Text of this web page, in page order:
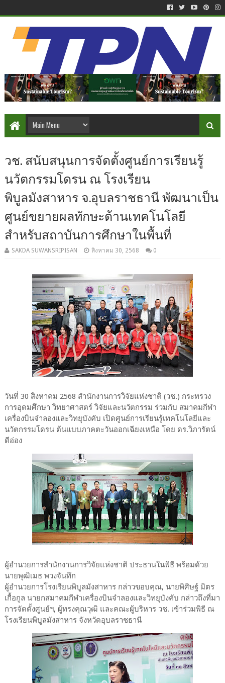
วช. สนับสนุนการจัดตั้งศูนย์การเรียนรู้
นวัตกรรมโดรน ณ โรงเรียน
พิบูลมังสาหาร จ.อุบลราชธานี พัฒนาเป็น
ศูนย์ขยายผลทักษะด้านเทคโนโลยี
สำหรับสถาบันการศึกษาในพื้นที่
SAKDA SUWANSRIPISAN สิงหาคม 30, 2568 0
วันที่ 30 สิงหาคม 2568 สำนักงานการวิจัยแห่งชาติ (วช.) กระทรวง
การอุดมศึกษา วิทยาศาสตร์ วิจัยและนวัตกรรม ร่วมกับ สมาคมกีฬา
เครื่องบินจำลองและวิทยุบังคับ เปิดศูนย์การเรียนรู้เทคโนโลยีและ
นวัตกรรมโดรน ต้นแบบภาคตะวันออกเฉียงเหนือ โดย ดร.วิภารัตน์
ดีอ่อง
ผู้อำนวยการสำนักงานการวิจัยแห่งชาติ ประธานในพิธี พร้อมด้วย
นายพุฒิเมธ พวงจันทึก
ผู้อำนวยการโรงเรียนพิบูลมังสาหาร กล่าวขอบคุณ, นายพิศิษฐ์ มิตร
เกื้อกูล นายกสมาคมกีฬาเครื่องบินจำลองและวิทยุบังคับ กล่าวถึงที่มา
การจัดตั้งศูนย์ฯ, ผู้ทรงคุณวุฒิ และคณะผู้บริหาร วช. เข้าร่วมพิธี ณ
โรงเรียนพิบูลมังสาหาร จังหวัดอุบลราชธานี